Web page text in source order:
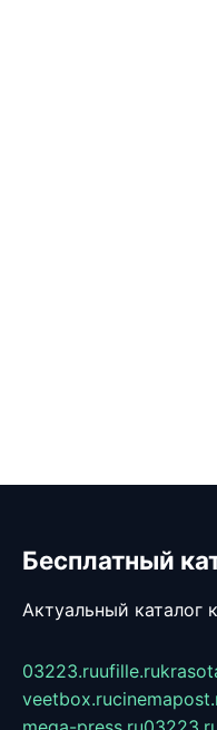
Бесплатный
Актуальный каталог
03223.ruufille.ru
veetbox.ru